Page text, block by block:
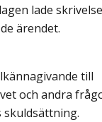
lade
ärendet.
till
och andra
skuldsättning.